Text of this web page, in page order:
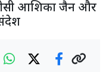
आशिका जैन और
संदेश